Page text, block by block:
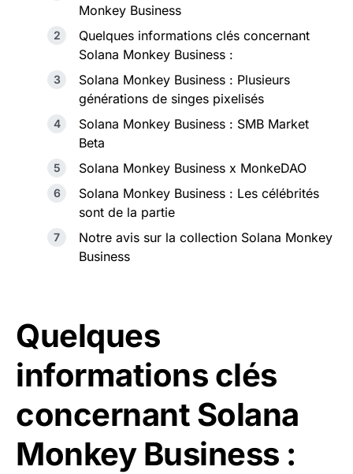
Monkey Business
Quelques informations clés concernant
Solana Monkey Business :
Solana Monkey Business : Plusieurs
générations de singes pixelisés
Solana Monkey Business : SMB Market
Beta
Solana Monkey Business x MonkeDAO
Solana Monkey Business : Les célébrités
sont de la partie
Notre avis sur la collection Solana Monkey
Business
Quelques
informations clés
concernant Solana
Monkey Business :